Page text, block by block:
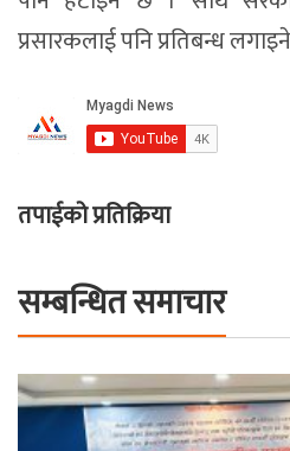
प्रसारकलाई पनि प्रतिबन्ध
तपाईको प्रतिक्रिया
सम्बन्धित समाचार